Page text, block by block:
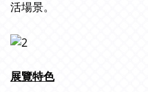
活場景。
展覽特色